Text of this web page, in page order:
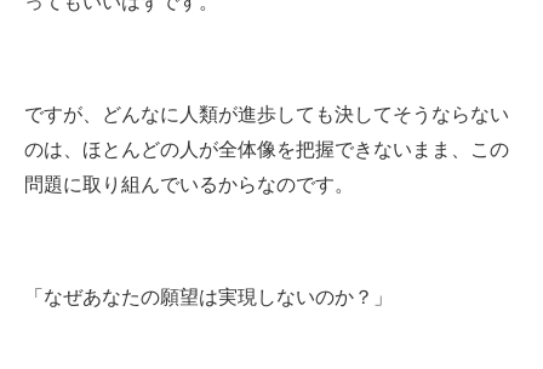
ですが、どんなに人類が進歩しても決してそうならない
のは、ほとんどの人が全体像を把握できないまま、この
問題に取り組んでいるからなのです。
「なぜあなたの願望は実現しないのか？」